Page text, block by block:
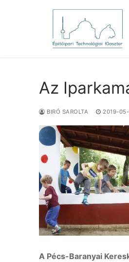
Az
BIRÓ SAROLTA 2019-
A Pécs-Baranyai